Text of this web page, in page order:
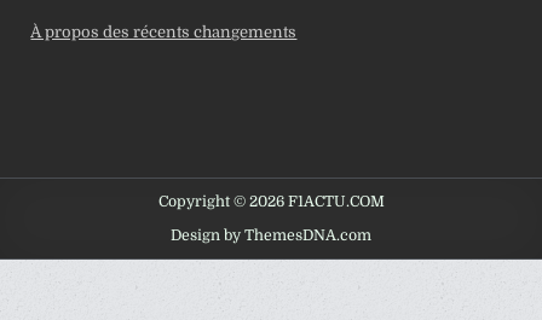
À propos des récents changements
Copyright © 2026 F1ACTU.COM
Design by ThemesDNA.com